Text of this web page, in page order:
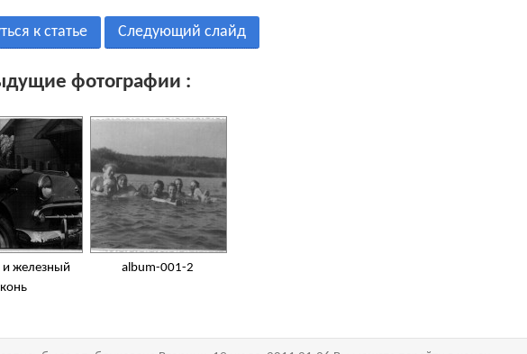
к статье Следующий слайд
фотографии :
и железный
конь
album-001-2